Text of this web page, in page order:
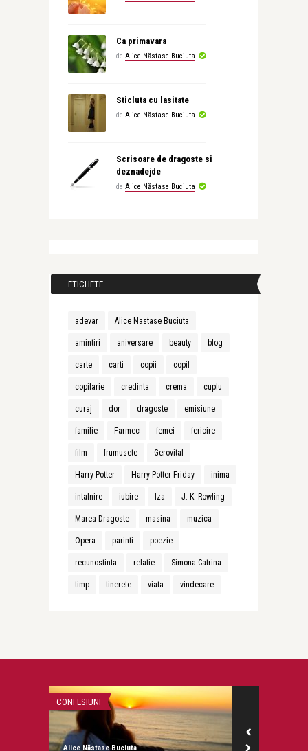
Ca primavara
de Alice Năstase Buciuta
Sticluta cu lasitate
de Alice Năstase Buciuta
Scrisoare de dragoste si
deznadejde
de Alice Năstase Buciuta
ETICHETE
adevar Alice Nastase Buciuta
amintiri aniversare beauty blog
carte carti copii copil
copilarie credinta crema cuplu
curaj dor dragoste emisiune
familie Farmec femei fericire
film frumusete Gerovital
Harry Potter Harry Potter Friday inima
intalnire iubire Iza J. K. Rowling
Marea Dragoste masina muzica
Opera parinti poezie
recunostinta relatie Simona Catrina
timp tinerete viata vindecare
CONFESIUNI
Alice Năstase Buciuta